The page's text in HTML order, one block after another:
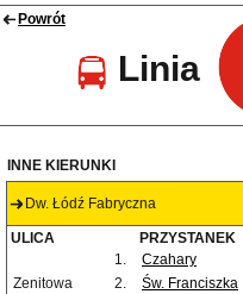
Powrót
Linia
INNE KIERUNKI
Dw. Łódź Fabryczna
ULICA PRZYSTANEK
1.
Czahary
Zenitowa
2. Św. Franciszka